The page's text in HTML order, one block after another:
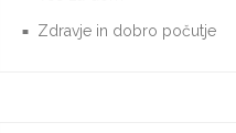
Zdravje in dobro počutje